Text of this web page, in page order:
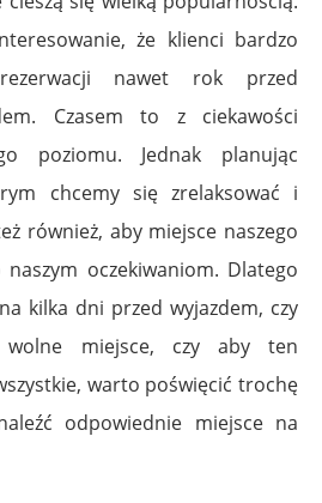
że klienci bardzo
nawet rok przed
Czasem to z ciekawości
poziomu. Jednak planując
chcemy się zrelaksować i
również, aby miejsce naszego
oczekiwaniom. Dlatego
kilka dni przed wyjazdem, czy
wolne miejsce, czy aby ten
warto poświęcić trochę
odpowiednie miejsce na